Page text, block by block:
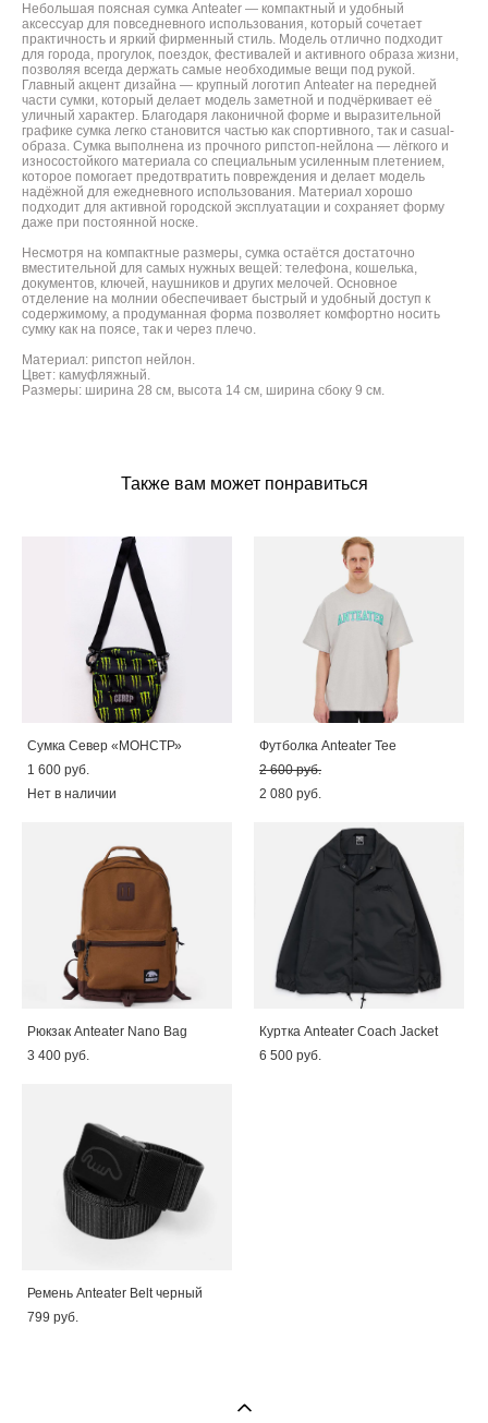
Небольшая поясная сумка Anteater — компактный и удобный
аксессуар для повседневного использования, который сочетает
практичность и яркий фирменный стиль. Модель отлично подходит
для города, прогулок, поездок, фестивалей и активного образа жизни,
позволяя всегда держать самые необходимые вещи под рукой.
Главный акцент дизайна — крупный логотип Anteater на передней
части сумки, который делает модель заметной и подчёркивает её
уличный характер. Благодаря лаконичной форме и выразительной
графике сумка легко становится частью как спортивного, так и casual-
образа. Сумка выполнена из прочного рипстоп-нейлона — лёгкого и
износостойкого материала со специальным усиленным плетением,
которое помогает предотвратить повреждения и делает модель
надёжной для ежедневного использования. Материал хорошо
подходит для активной городской эксплуатации и сохраняет форму
даже при постоянной носке.
Несмотря на компактные размеры, сумка остаётся достаточно
вместительной для самых нужных вещей: телефона, кошелька,
документов, ключей, наушников и других мелочей. Основное
отделение на молнии обеспечивает быстрый и удобный доступ к
содержимому, а продуманная форма позволяет комфортно носить
сумку как на поясе, так и через плечо.
Материал: рипстоп нейлон.
Цвет: камуфляжный.
Размеры: ширина 28 см, высота 14 см, ширина сбоку 9 см.
Также вам может понравиться
Сумка Север «МОНСТР»
1 600 pуб.
Нет в наличии
Футболка Anteater Tee
2 600 pуб.
2 080 pуб.
Рюкзак Anteater Nano Bag
3 400 pуб.
Куртка Anteater Coach Jacket
6 500 pуб.
Ремень Anteater Belt черный
799 pуб.